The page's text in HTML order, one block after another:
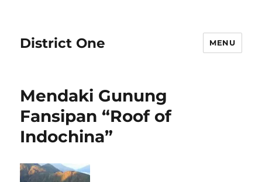
District One MENU
Mendaki Gunung
Fansipan “Roof of
Indochina”